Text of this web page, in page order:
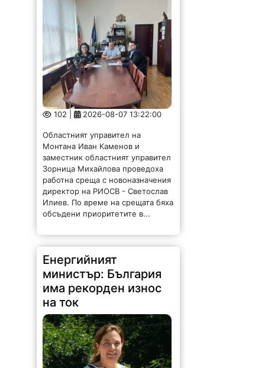
102 | 2026-08-07 13:22:00
Областният управител на
Монтана Иван Каменов и
заместник областният управител
Зорница Михайлова проведоха
работна среща с новоназначения
директор на РИОСВ - Светослав
Илиев. По време на срещата бяха
обсъдени приоритетите в...
Енергийният
министър: България
има рекорден износ
на ток